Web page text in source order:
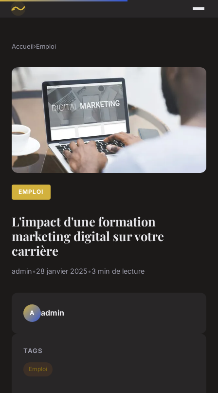
Accueil›Emploi
EMPLOI
L'impact d'une formation
marketing digital sur votre
carrière
admin•28 janvier 2025•3 min de lecture
A admin
TAGS
Emploi